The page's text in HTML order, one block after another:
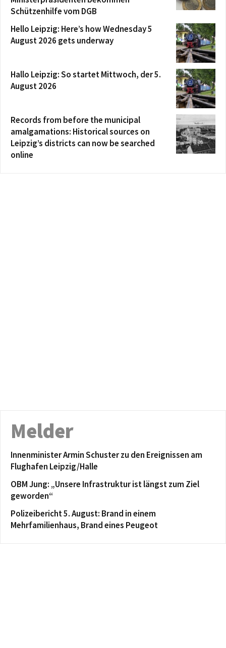
Schützenhilfe vom DGB
Hello Leipzig: Here’s how Wednesday 5
August 2026 gets underway
Hallo Leipzig: So startet Mittwoch, der 5.
August 2026
Records from before the municipal
amalgamations: Historical sources on
Leipzig’s districts can now be searched
online
Melder
Innenminister Armin Schuster zu den Ereignissen am
Flughafen Leipzig/Halle
OBM Jung: „Unsere Infrastruktur ist längst zum Ziel
geworden“
Polizeibericht 5. August: Brand in einem
Mehrfamilienhaus, Brand eines Peugeot